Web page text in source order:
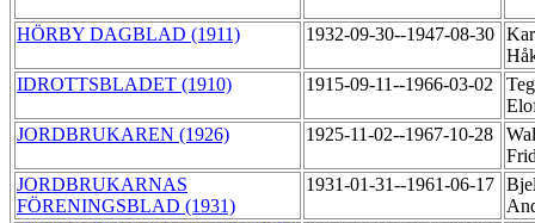
HÖRBY DAGBLAD (1911) 1932-09-30--1947-08-30
IDROTTSBLADET (1910)
1915-09-11--1966-03-02
JORDBRUKAREN (1926)
1925-11-02--1967-10-28
JORDBRUKARNAS
FÖRENINGSBLAD (1931)
1931-01-31--1961-06-17